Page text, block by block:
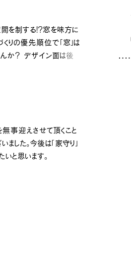
SNS
を制する！？窓を味方に
りの優先順位で「窓」は
んか？ デザイン面は後
類は、実はデザインだけ
事迎えさせて頂くこと
した。今後は「家守り」
と思います。